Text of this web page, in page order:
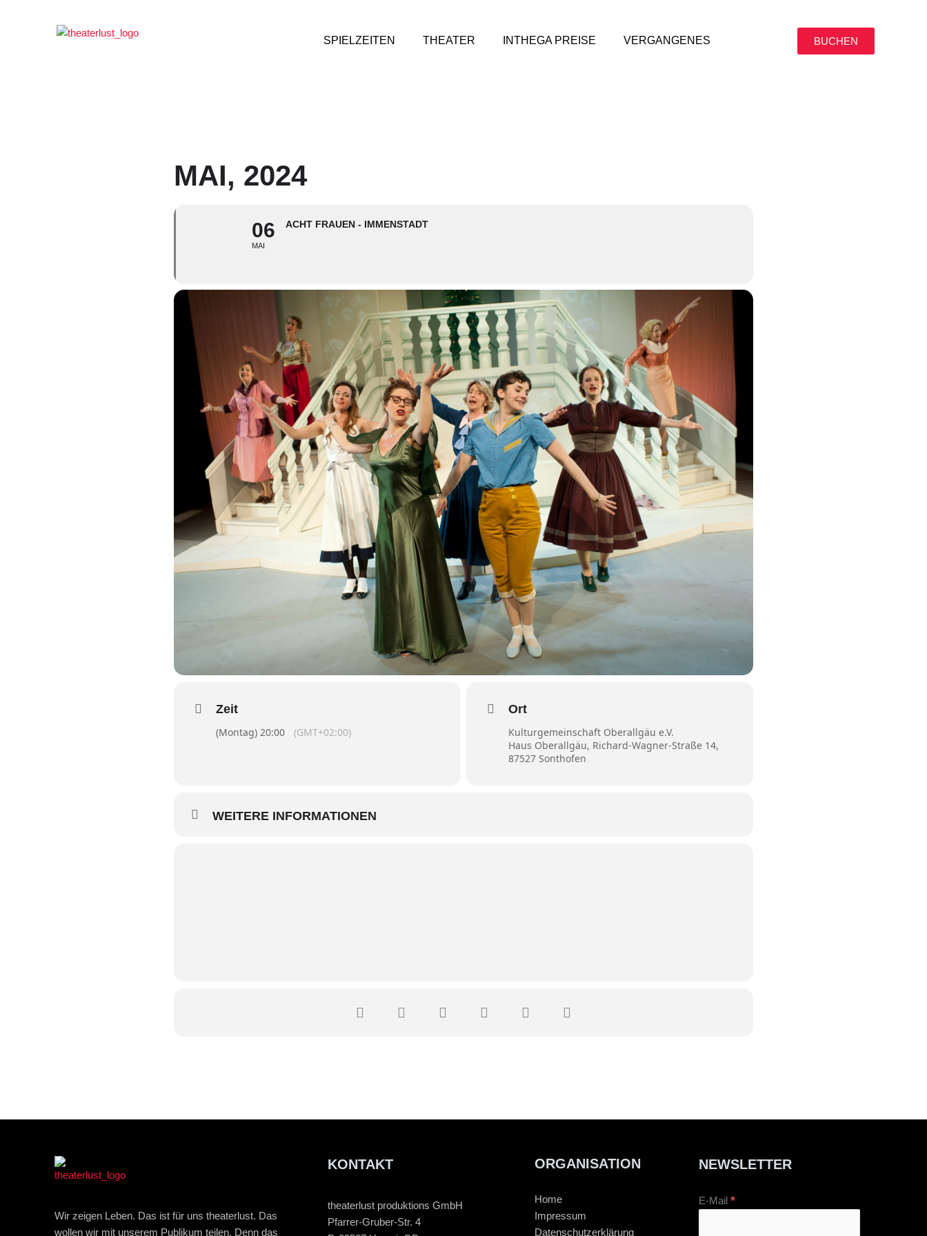
SPIELZEITEN THEATER INTHEGA PREISE VERGANGENES BUCHEN
MAI, 2024
06
MAI
ACHT FRAUEN - IMMENSTADT
Zeit
(Montag) 20:00 (GMT+02:00)
Ort
Kulturgemeinschaft Oberallgäu e.V.
Haus Oberallgäu, Richard-Wagner-Straße 14,
87527 Sonthofen
WEITERE INFORMATIONEN
Wir zeigen Leben. Das ist für uns theaterlust. Das
wollen wir mit unserem Publikum teilen. Denn das
KONTAKT
theaterlust produktions GmbH
Pfarrer-Gruber-Str. 4
ORGANISATION
Home
Impressum
Datenschutzerklärung
NEWSLETTER
E-Mail *